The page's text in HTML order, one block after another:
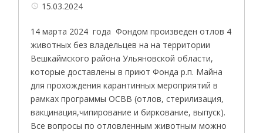
15.03.2024
14 марта 2024 года Фондом произведен отлов 4
животных без владельцев на на территории
Вешкаймского района Ульяновской области,
которые доставлены в приют Фонда р.п. Майна
для прохождения карантинных мероприятий в
рамках программы ОСВВ (отлов, стерилизация,
вакцинация,чипирование и биркование, выпуск).
Все вопросы по отловленным животным можно